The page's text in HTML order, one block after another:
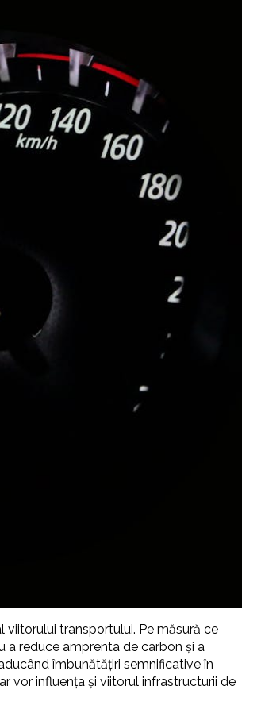
transportului. Pe măsură ce
a reduce amprenta de carbon și a
îmbunătățiri semnificative în
vor influența și viitorul infrastructurii de